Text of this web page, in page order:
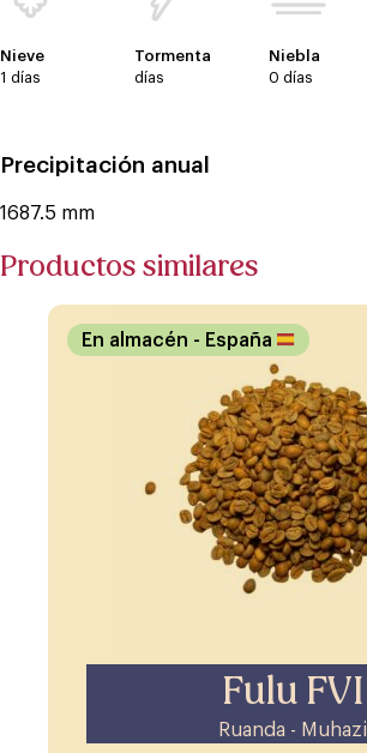
Nieve
1 días
Tormenta
días
Niebla
0 días
Precipitación anual
1687.5 mm
Productos similares
Fulu FVI
Ruanda - Muhazi
En almacén - España